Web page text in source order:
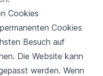
Cookies
Cookies
Besuch auf
Die Website kann
werden. Wenn